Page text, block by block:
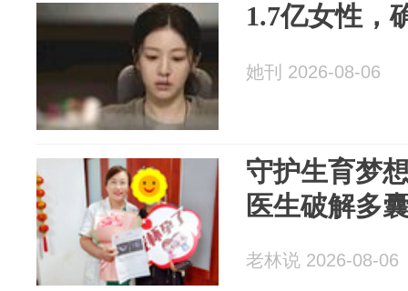
1.7亿女性，
她刊 2026-08-06
守护生育梦
医生破解多
老林说 2026-08-06